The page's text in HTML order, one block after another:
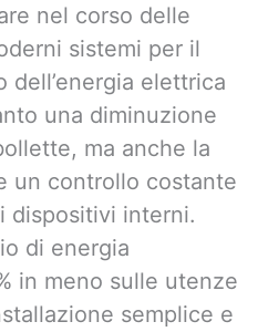
nel corso delle
sistemi per il
dell’energia elettrica
una diminuzione
ma anche la
un controllo costante
dispositivi interni.
di energia
in meno sulle utenze
semplice e